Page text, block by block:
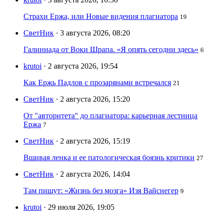
Страхи Ержа, или Новые видения плагиатора 19
СветНик · 3 августа 2026, 08:20
Галиниада от Воки Шрапа. «Я опять сегодни здесь» 6
krutoi · 2 августа 2026, 19:54
Как Ержь Падлов с прозарянами встречался 21
СветНик · 2 августа 2026, 15:20
От "авторитета" до плагиатора: карьерная лестница
Ержа 7
СветНик · 2 августа 2026, 15:19
Вшивая ленка и ее патологическая боязнь критики 27
СветНик · 2 августа 2026, 14:04
Там пишут: «Жизнь без мозга» Изя Вайснегер 9
krutoi · 29 июля 2026, 19:05